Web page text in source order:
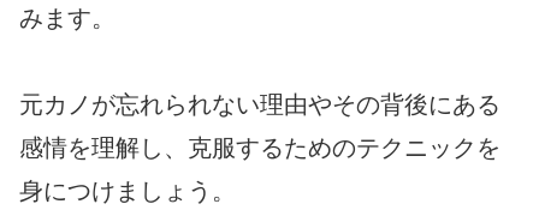
みます。
元カノが忘れられない理由やその背後にある
感情を理解し、克服するためのテクニックを
身につけましょう。